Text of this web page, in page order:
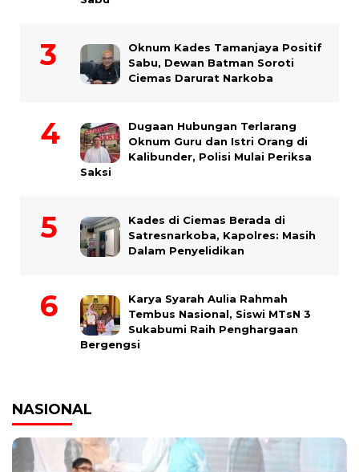
Oknum Kades Tamanjaya Positif
Sabu, Dewan Batman Soroti
Ciemas Darurat Narkoba
Dugaan Hubungan Terlarang
Oknum Guru dan Istri Orang di
Kalibunder, Polisi Mulai Periksa
Saksi
Kades di Ciemas Berada di
Satresnarkoba, Kapolres: Masih
Dalam Penyelidikan
Karya Syarah Aulia Rahmah
Tembus Nasional, Siswi MTsN 3
Sukabumi Raih Penghargaan
Bergengsi
NASIONAL